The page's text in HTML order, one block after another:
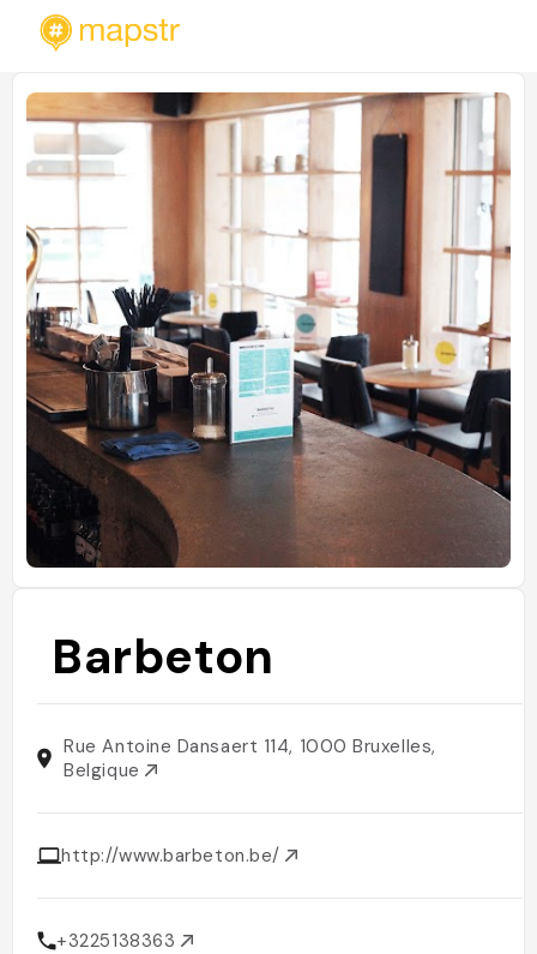
Barbeton
Rue Antoine Dansaert 114, 1000 Bruxelles,
Belgique
http://www.barbeton.be/
+3225138363